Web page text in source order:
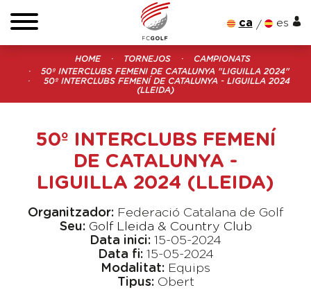
ca es
HOME TORNEJOS
CAMPIONATS
50º INTERCLUBS FEMENI DE CATALUNYA "LIGUILLA 2024"
50º INTERCLUBS FEMENÍ DE CATALUNYA - LIGUILLA 2024
(LLEIDA)
50º INTERCLUBS FEMENÍ
DE CATALUNYA -
LIGUILLA 2024 (LLEIDA)
Organitzador: Federació Catalana de Golf
Seu: Golf Lleida & Country Club
Data inici: 15-05-2024
Data fi: 15-05-2024
Modalitat: Equips
Tipus: Obert